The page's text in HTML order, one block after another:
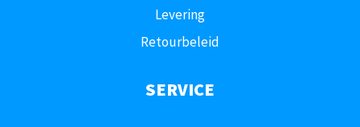
Levering
Retourbeleid
SERVICE